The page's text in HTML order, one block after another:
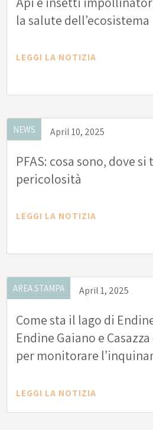
la salute dell’ecosistema
LEGGI LA NOTIZIA
NEWS April 10, 2025
PFAS: cosa sono, dove
pericolosità
LEGGI LA NOTIZIA
AREA STAMPA April 1, 2025
Come sta il lago di
Endine Gaiano e
per monitorare
LEGGI LA NOTIZIA